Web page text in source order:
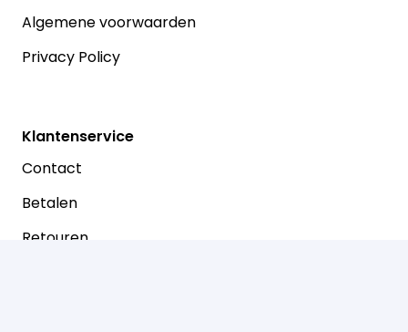
Algemene voorwaarden
Privacy Policy
Klantenservice
Contact
Betalen
Retouren